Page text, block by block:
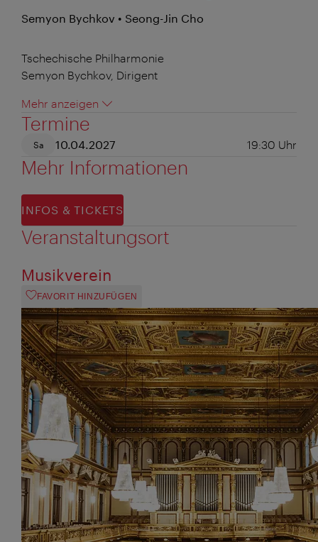
Semyon Bychkov • Seong-Jin Cho
Tschechische Philharmonie
Semyon Bychkov, Dirigent
Mehr anzeigen
Termine
Sa 10.04.2027 19:30 Uhr
Mehr Informationen
INFOS & TICKETS
Veranstaltungsort
Musikverein
FAVORIT HINZUFÜGEN